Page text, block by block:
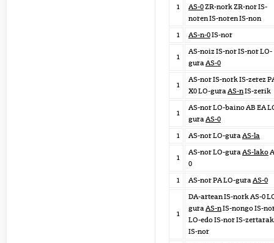
1
AS-0ZR-nork ZR-nor IS-
noren IS-noren IS-non
1
AS-n-0IS-nor
1
AS-noiz IS-nor IS-nor LO-
guraAS-0
1
AS-nor IS-nork IS-zerez
X0 LO-guraAS-nIS-zerik
1
AS-nor LO-baino AB EA
guraAS-0
1
AS-nor LO-guraAS-la
1
AS-nor LO-guraAS-lako
0
1
AS-nor PA LO-guraAS-0
1
DA-artean IS-nork AS-0
guraAS-nIS-nongo IS-
LO-edo IS-nor IS-
IS-nor